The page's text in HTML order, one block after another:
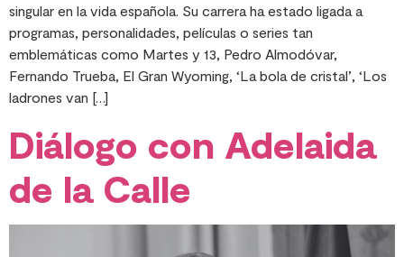
singular en la vida española. Su carrera ha estado ligada a
programas, personalidades, películas o series tan
emblemáticas como Martes y 13, Pedro Almodóvar,
Fernando Trueba, El Gran Wyoming, ‘La bola de cristal’, ‘Los
ladrones van […]
Diálogo con Adelaida
de la Calle